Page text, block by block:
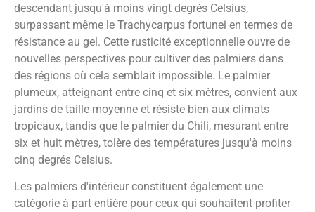
descendant jusqu'à moins vingt degrés Celsius,
surpassant même le Trachycarpus fortunei en termes de
résistance au gel. Cette rusticité exceptionnelle ouvre de
nouvelles perspectives pour cultiver des palmiers dans
des régions où cela semblait impossible. Le palmier
plumeux, atteignant entre cinq et six mètres, convient aux
jardins de taille moyenne et résiste bien aux climats
tropicaux, tandis que le palmier du Chili, mesurant entre
six et huit mètres, tolère des températures jusqu'à moins
cinq degrés Celsius.
Les palmiers d'intérieur constituent également une
catégorie à part entière pour ceux qui souhaitent profiter